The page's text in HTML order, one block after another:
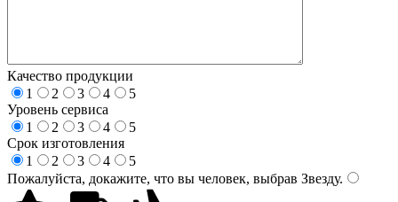
Качество продукции
1
2 3 4
5
Уровень сервиса
1
2 3 4
5
Срок изготовления
1
2 3 4
5
Пожалуйста, докажите, что вы человек, выбрав Звезду.